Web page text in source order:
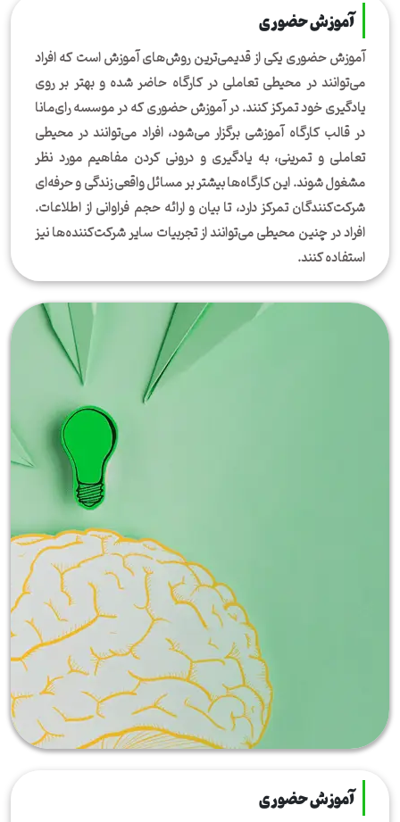
آموزش حضوری
آموزش حضوری یکی از قدیمی‌ترین روش‌های آموزش است که افراد
می‌توانند در محیطی تعاملی در کارگاه حاضر شده و بهتر بر روی
یادگیری خود تمرکز کنند. در آموزش حضوری که در موسسه رای‌مانا
در قالب کارگاه آموزشی برگزار می‌شود، افراد می‌توانند در محیطی
تعاملی و تمرینی، به یادگیری و درونی کردن مفاهیم مورد نظر
مشغول شوند. این کارگاه‌ها بیشتر بر مسائل واقعی زندگی و حرفه‌ای
شرکت‌کنندگان تمرکز دارد، تا بیان و ارائه حجم فراوانی از اطلاعات.
افراد در چنین محیطی می‌توانند از تجربیات سایر شرکت‌کننده‌ها نیز
استفاده کنند.
آموزش حضوری